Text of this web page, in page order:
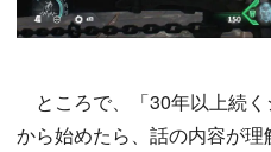
ところで、「30年以上続
から始めたら、話の内容が